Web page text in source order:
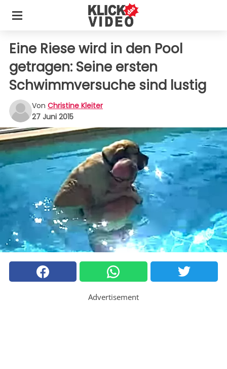
Eine Riese wird in den Pool
getragen: Seine ersten
Schwimmversuche sind lustig
Von Christine Kleiter
27 Juni 2015
Advertisement